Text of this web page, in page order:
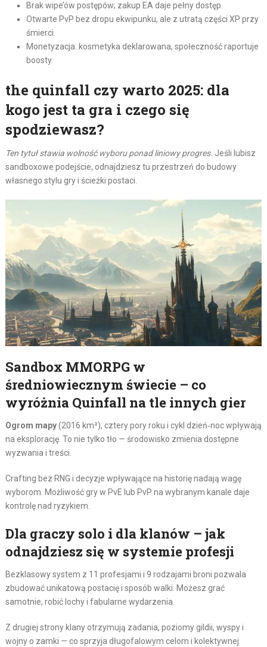
Brak wipe’ów postępów; zakup EA daje pełny dostęp.
Otwarte PvP bez dropu ekwipunku, ale z utratą części XP przy
śmierci.
Monetyzacja: kosmetyka deklarowana, społeczność raportuje
boosty.
the quinfall czy warto 2025: dla
kogo jest ta gra i czego się
spodziewasz?
Ten tytuł stawia wolność wyboru ponad liniowy progres. Jeśli lubisz
sandboxowe podejście, odnajdziesz tu przestrzeń do budowy
własnego stylu gry i ścieżki postaci.
Sandbox MMORPG w
średniowiecznym świecie – co
wyróżnia Quinfall na tle innych gier
Ogrom mapy(2016 km²), cztery pory roku i cykl dzień‑noc wpływają
na eksplorację. To nie tylko tło — środowisko zmienia dostępne
wyzwania i treści.
Crafting bez RNG i decyzje wpływające na historię nadają wagę
wyborom. Możliwość gry w PvE lub PvP na wybranym kanale daje
kontrolę nad ryzykiem.
Dla graczy solo i dla klanów – jak
odnajdziesz się w systemie profesji
Bezklasowy system z 11 profesjami i 9 rodzajami broni pozwala
zbudować unikatową postacię i sposób walki. Możesz grać
samotnie, robić lochy i fabularne wydarzenia.
Z drugiej strony klany otrzymują zadania, poziomy gildii, wyspy i
wojny o zamki — co sprzyja długofalowym celom i kolektywnej